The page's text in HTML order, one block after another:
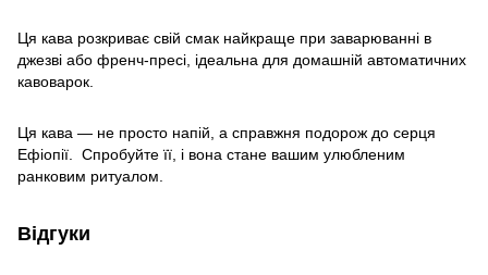
Ця кава розкриває свій смак найкраще при заварюванні в
джезві або френч-пресі, ідеальна для домашній автоматичних
кавоварок.
Ця кава — не просто напій, а справжня подорож до серця
Ефіопії. Спробуйте її, і вона стане вашим улюбленим
ранковим ритуалом.
Відгуки